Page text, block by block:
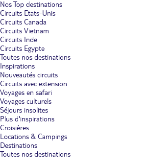
Nos Top destinations
Circuits Etats-Unis
Circuits Canada
Circuits Vietnam
Circuits Inde
Circuits Egypte
Toutes nos destinations
Inspirations
Nouveautés circuits
Circuits avec extension
Voyages en safari
Voyages culturels
Séjours insolites
Plus d'inspirations
Croisières
Locations & Campings
Destinations
Toutes nos destinations